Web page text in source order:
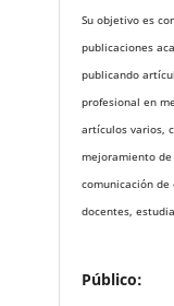
Su objetivo es
publicaciones
publicando
profesional en
artículos varios,
mejoramiento
comunicación
docentes,
Público: